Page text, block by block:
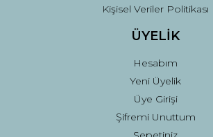
Kişisel Veriler Politikası
ÜYELİK
Hesabım
Yeni Üyelik
Üye Girişi
Şifremi Unuttum